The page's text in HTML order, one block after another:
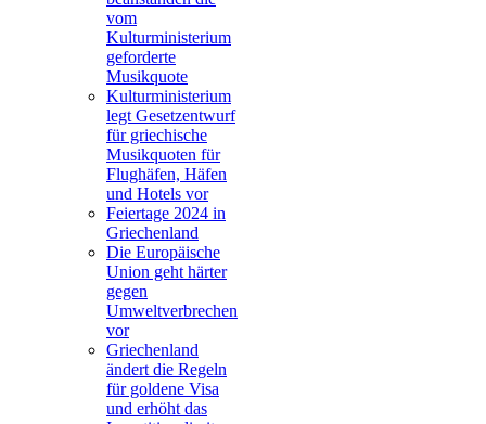
vom
Kulturministerium
geforderte
Musikquote
Kulturministerium
legt Gesetzentwurf
für griechische
Musikquoten für
Flughäfen, Häfen
und Hotels vor
Feiertage 2024 in
Griechenland
Die Europäische
Union geht härter
gegen
Umweltverbrechen
vor
Griechenland
ändert die Regeln
für goldene Visa
und erhöht das